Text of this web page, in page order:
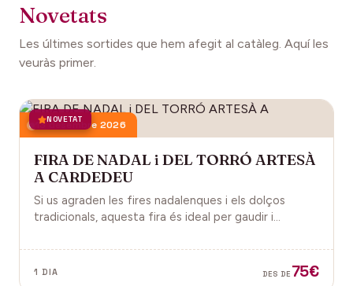
Novetats
Les últimes sortides que hem afegit al catàleg. Aquí les
veuràs primer.
NOVETAT
13 desembre 2026
FIRA DE NADAL i DEL TORRÓ ARTESÀ
A CARDEDEU
Si us agraden les fires nadalenques i els dolços
tradicionals, aquesta fira és ideal per gaudir i
1 DIA DES DE 75€